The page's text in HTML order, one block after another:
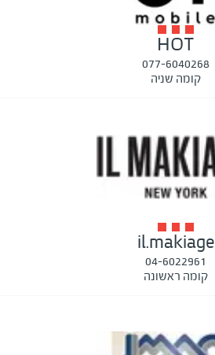
HOT
077-6040268
קומה שניה
il.makiage
04-6022961
קומה ראשונה